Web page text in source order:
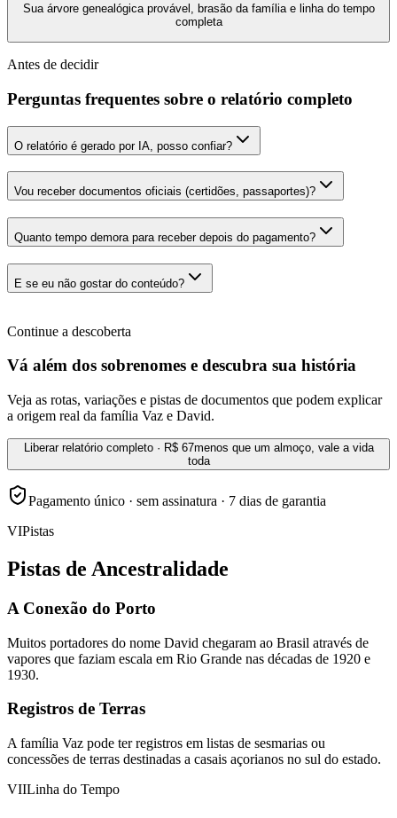
Sua árvore genealógica provável, brasão da família e linha do tempo
completa
Antes de decidir
Perguntas frequentes sobre o relatório completo
O relatório é gerado por IA, posso confiar?
Vou receber documentos oficiais (certidões, passaportes)?
Quanto tempo demora para receber depois do pagamento?
E se eu não gostar do conteúdo?
Continue a descoberta
Vá além dos sobrenomes e descubra sua história
Veja as rotas, variações e pistas de documentos que podem explicar
a origem real da família Vaz e David.
Liberar relatório completo · R$ 67menos que um almoço, vale a vida
toda
Pagamento único · sem assinatura · 7 dias de garantia
VIPistas
Pistas de Ancestralidade
A Conexão do Porto
Muitos portadores do nome David chegaram ao Brasil através de
vapores que faziam escala em Rio Grande nas décadas de 1920 e
1930.
Registros de Terras
A família Vaz pode ter registros em listas de sesmarias ou
concessões de terras destinadas a casais açorianos no sul do estado.
VIILinha do Tempo